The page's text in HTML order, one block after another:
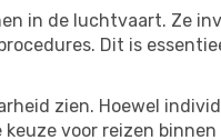
in de luchtvaart. Ze
Dit is
zien. Hoewel
voor reizen binnen